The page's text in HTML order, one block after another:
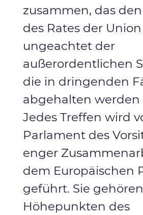
zusammen, das
des Rates der
ungeachtet der
außerordentlichen
die in dringenden
abgehalten werden
Jedes Treffen wird
Parlament des
enger
dem Europäischen
geführt. Sie
Höhepunkten des